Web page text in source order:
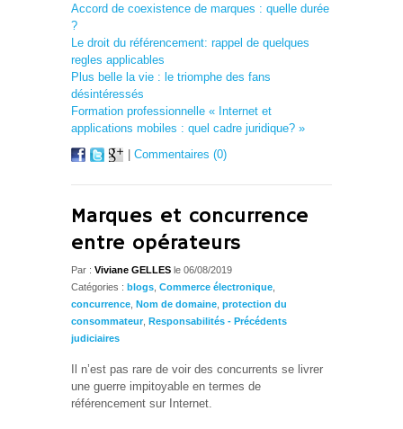
Accord de coexistence de marques : quelle durée
?
Le droit du référencement: rappel de quelques
regles applicables
Plus belle la vie : le triomphe des fans
désintéressés
Formation professionnelle « Internet et
applications mobiles : quel cadre juridique? »
Commentaires (0)
Marques et concurrence
entre opérateurs
Par : Viviane GELLES le 06/08/2019
Catégories : blogs Commerce électronique
concurrence Nom de domaine protection du
consommateur, Responsabilités - Précédents
judiciaires
Il n’est pas rare de voir des concurrents se livrer
une guerre impitoyable en termes de
référencement sur Internet.